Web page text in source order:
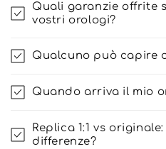
Quali garanzie offrite
vostri orologi?
Qualcuno può capire
Quando arriva il mio
Replica 1:1 vs
differenze?